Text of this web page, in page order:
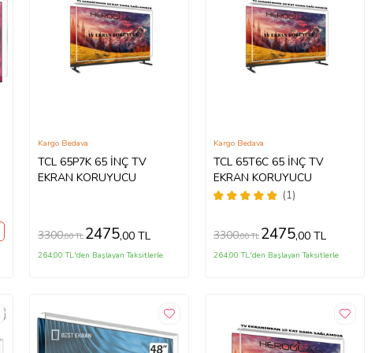
TCL 65P7K 65 İNÇ TV
EKRAN KORUYUCU
Kargo Bedava
3300,00 TL 2475,00 TL
264,00 TL'den Başlayan Taksitlerle
TCL 65T6C 65 İNÇ TV
EKRAN KORUYUCU
(1)
Kargo Bedava
3300,00 TL 2475,00 TL
264,00 TL'den Başlayan Taksitlerle